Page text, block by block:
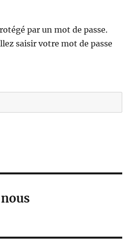
par un mot de passe.
saisir votre mot de passe